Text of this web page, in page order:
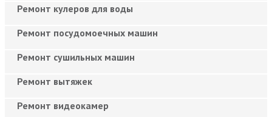
Ремонт кулеров для воды
Ремонт посудомоечных машин
Ремонт сушильных машин
Ремонт вытяжек
Ремонт видеокамер